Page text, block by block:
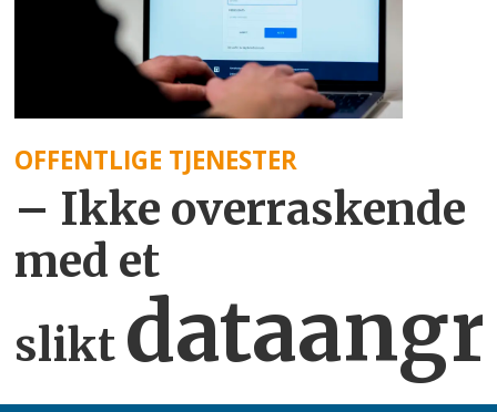
OFFENTLIGE TJENESTER
– Ikke overraskende
med et
slikt